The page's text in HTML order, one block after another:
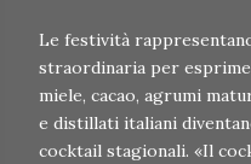
Le festività
straordinaria per
miele, cacao, agrumi
e distillati italiani
cocktail stagionali. «Il